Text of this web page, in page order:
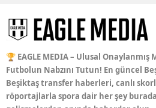
🏆 EAGLE MEDIA – Ulusal
Futbolun Nabzını Tutun! En güncel
Beşiktaş transfer haberleri, canlı
röportajlarla spora dair her şey